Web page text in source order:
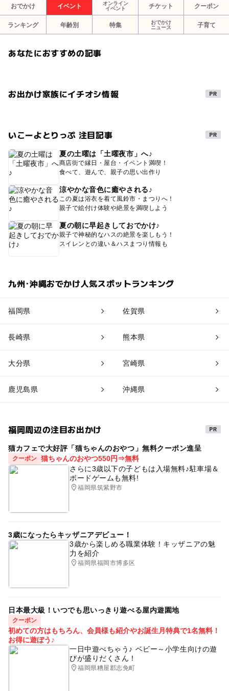
おでかけ イベント
オンライン
イベント
チケット クーポン
ランキング 年齢別 特集
おでかけ
ニュース
子育て
あなたにおすすめの記事
お出かけ家族にイチオシ情報
いこーよとりっぷ 注目記事
夏の土曜は「土曜夜市」へ♪
商店街で縁日・屋台・イベント満喫！
食べて、遊んで、親子の思い出作り
涼やかな音色に癒やされる♪
この夏は浴衣を着て風鈴市・まつりへ！
親子で絵付け体験や絶景を満喫しよう
夏の朝に早起きしておでかけ♪
親子で神秘的なハスの絶景を楽しもう！
スイレンとの違い＆ハスまつり情報も
九州･沖縄おでかけ人気スポットランキング
福岡県 佐賀県
長崎県 熊本県
大分県 宮崎県
鹿児島県 沖縄県
福岡周辺の注目お出かけ
猫カフェで大好評「猫ちゃんのおやつ」無料クーポン進呈
クーポン 猫ちゃんのおやつ550円⇒無料
さらに3歳以下の子どもは入場無料♪駐車場＆
ボードゲームも無料!
福岡県筑紫野市
3歳になったらキッザニアデビュー！
3歳から楽しめる職業体験！キッザニアの魅
力を紹介
福岡県福岡市博多区
日本最大級！いつでも思いっきり遊べる屋内遊園地
クーポン
初めての方はもちろん、会員様も紹介やお誕生月特典で1名無料！
お得に遊ぼう♪
一日中遊べちゃう♪ ベビー～小学生向けの遊
びが盛りだくさん！
福岡県糟屋郡志免町